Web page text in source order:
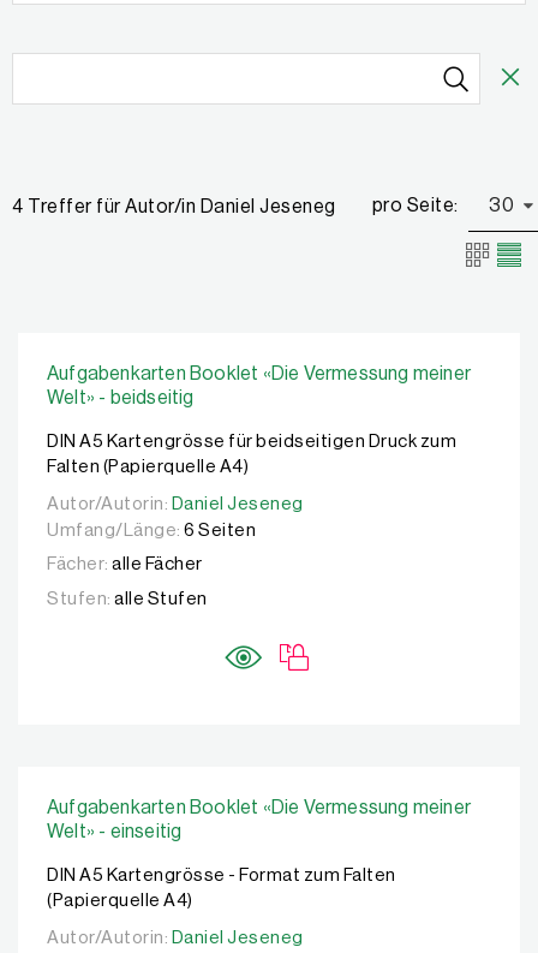
4 Treffer für Autor/in Daniel Jeseneg pro Seite: 30
Aufgabenkarten Booklet «Die Vermessung meiner
Welt» - beidseitig
DIN A5 Kartengrösse für beidseitigen Druck zum
Falten (Papierquelle A4)
Autor/Autorin: Daniel Jeseneg
Autor/Autorin: Daniel Jeseneg
Umfang/Länge: 6 Seiten
Fächer: alle Fächer
Stufen: alle Stufen
Aufgabenkarten Booklet «Die Vermessung meiner
Welt» - einseitig
DIN A5 Kartengrösse - Format zum Falten
(Papierquelle A4)
Autor/Autorin: Daniel Jeseneg
Autor/Autorin: Daniel Jeseneg